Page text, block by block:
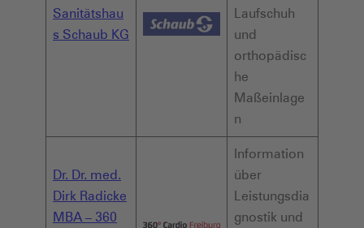
Sanitätshau
s Schaub KG
Laufschuh
und
orthopädisc
he
Maßeinlage
n
Dr. Dr. med.
Dirk Radicke
MBA – 360
Information
über
Leistungsdia
gnostik und